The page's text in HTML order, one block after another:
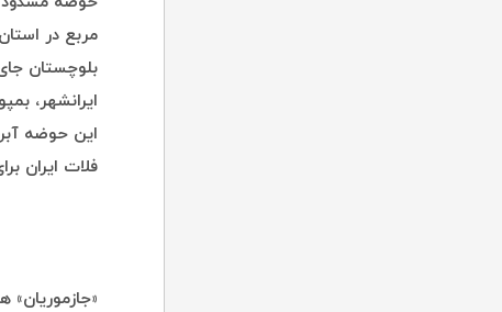
بلوچستان
ایرانشهر،
این حوضه
فلات ایران